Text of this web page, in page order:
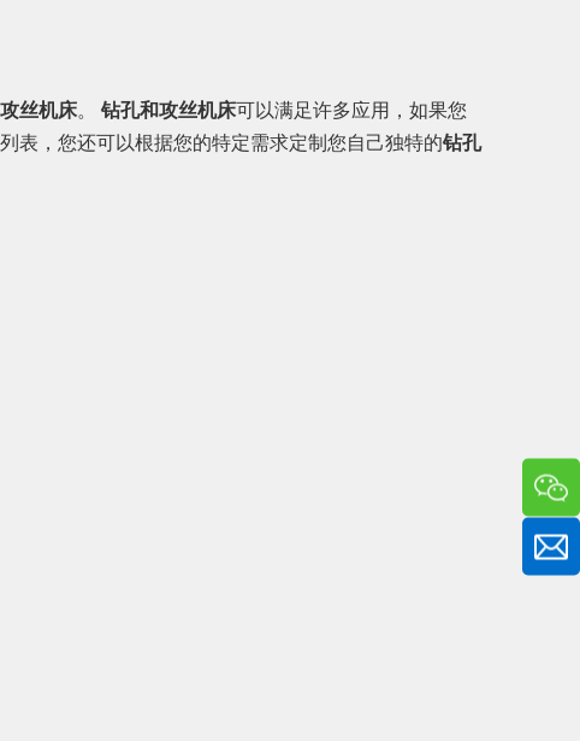
丝机床。 钻孔和攻丝机床可以满足许多应用，如果您
表，您还可以根据您的特定需求定制您自己独特的钻孔